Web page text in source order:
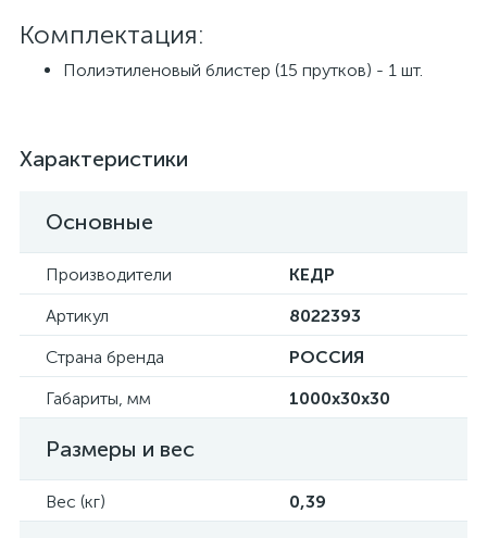
Комплектация:
Полиэтиленовый блистер (15 прутков) - 1 шт.
Характеристики
Основные
Производители
КЕДР
Артикул
8022393
Страна бренда
РОССИЯ
Габариты, мм
1000х30х30
Размеры и вес
Вес (кг) 0,39